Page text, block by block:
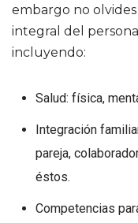
embargo no
integral del
incluyendo:
Salud: física,
Integración
pareja,
éstos.
Competencias